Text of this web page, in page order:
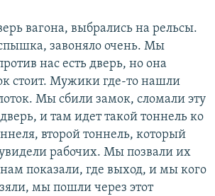
вагона, выбрались на рельсы.
завоняло очень. Мы
нас есть дверь, но она
стоит. Мужики где-то нашли
Мы сбили замок, сломали эту
и там идет такой тоннель ко
второй тоннель, который
рабочих. Мы позвали их
показали, где выход, и мы кого
мы пошли через этот